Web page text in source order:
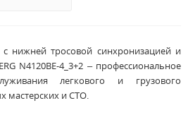
нижней тросовой синхронизацией и
N4120BE-4_3+2 – профессиональное
легкового и грузового
мастерских и СТО.